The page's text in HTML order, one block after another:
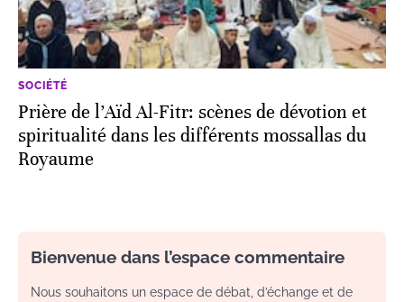
SOCIÉTÉ
Prière de l’Aïd Al-Fitr: scènes de dévotion et
spiritualité dans les différents mossallas du
Royaume
Bienvenue dans l’espace commentaire
Nous souhaitons un espace de débat, d’échange et de